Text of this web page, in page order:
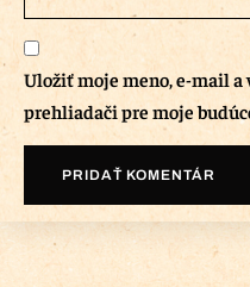
Uložiť moje meno, e-mail
prehliadači pre moje